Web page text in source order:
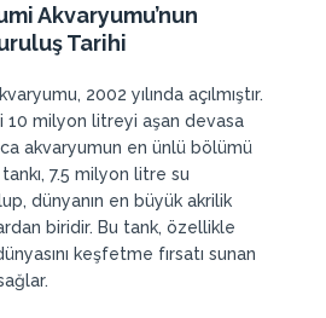
Akvaryumu’nun
Tarihi
2002 yılında açılmıştır.
10 milyon litreyi aşan devasa
akvaryumun en ünlü bölümü
7.5 milyon litre su
dünyanın en büyük akrilik
biridir. Bu tank, özellikle
keşfetme fırsatı sunan